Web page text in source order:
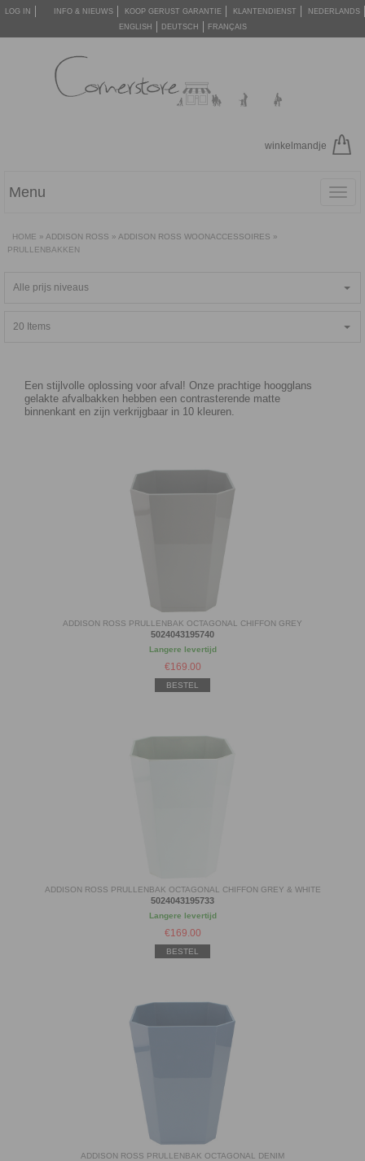
LOG IN INFO & NIEUWS KOOP GERUST GARANTIE KLANTENDIENST
NEDERLANDS
ENGLISH
DEUTSCH FRANÇAIS
winkelmandje
Menu
HOME » ADDISON ROSS » ADDISON ROSS WOONACCESSOIRES »
PRULLENBAKKEN
Alle prijs niveaus
20 Items
Een stijlvolle oplossing voor afval! Onze prachtige hoogglans
gelakte afvalbakken hebben een contrasterende matte
binnenkant en zijn verkrijgbaar in 10 kleuren.
ADDISON ROSS PRULLENBAK OCTAGONAL CHIFFON GREY
5024043195740
Langere levertijd
€169.00
BESTEL
ADDISON ROSS PRULLENBAK OCTAGONAL CHIFFON GREY & WHITE
5024043195733
Langere levertijd
€169.00
BESTEL
ADDISON ROSS PRULLENBAK OCTAGONAL DENIM